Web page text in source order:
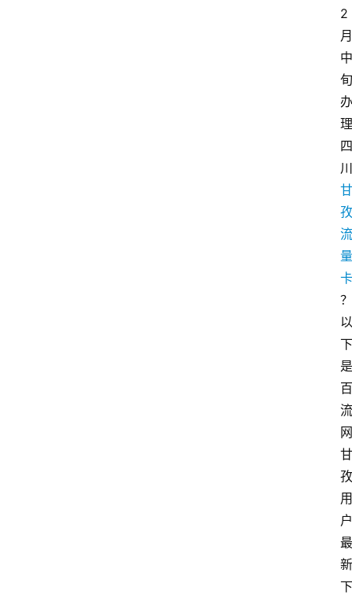
2
月
中
旬
办
理
四
川
甘
孜
流
量
卡
？
以
下
是
百
流
网
甘
孜
用
户
最
新
下